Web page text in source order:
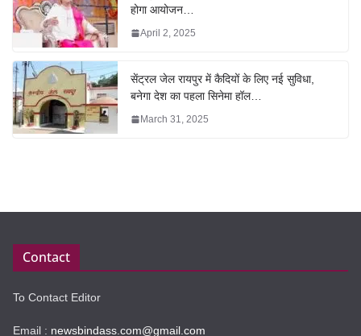
होगा आयोजन…
April 2, 2025
सेंट्रल जेल रायपुर में कैदियों के लिए नई सुविधा,
बनेगा देश का पहला सिनेमा हॉल…
March 31, 2025
Contact
To Contact Editor
Email : newsbindass.com@gmail.com